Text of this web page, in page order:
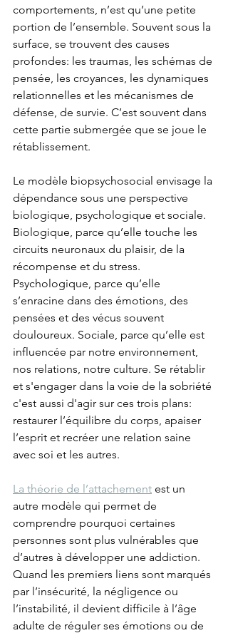
comportements, n’est qu’une petite
portion de l’ensemble. Souvent sous la
surface, se trouvent des causes
profondes: les traumas, les schémas de
pensée, les croyances, les dynamiques
relationnelles et les mécanismes de
défense, de survie. C’est souvent dans
cette partie submergée que se joue le
rétablissement.
Le modèle biopsychosocial envisage la
dépendance sous une perspective
biologique, psychologique et sociale.
Biologique, parce qu’elle touche les
circuits neuronaux du plaisir, de la
récompense et du stress.
Psychologique, parce qu’elle
s’enracine dans des émotions, des
pensées et des vécus souvent
douloureux. Sociale, parce qu’elle est
influencée par notre environnement,
nos relations, notre culture. Se rétablir
et s'engager dans la voie de la sobriété
c'est aussi d'agir sur ces trois plans:
restaurer l’équilibre du corps, apaiser
l’esprit et recréer une relation saine
avec soi et les autres.
La théorie de l’attachement est un
autre modèle qui permet de
comprendre pourquoi certaines
personnes sont plus vulnérables que
d’autres à développer une addiction.
Quand les premiers liens sont marqués
par l’insécurité, la négligence ou
l’instabilité, il devient difficile à l’âge
adulte de réguler ses émotions ou de